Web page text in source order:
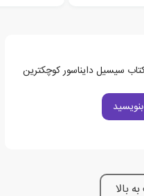
سیسیل دایناسور کوچکترین
بالا